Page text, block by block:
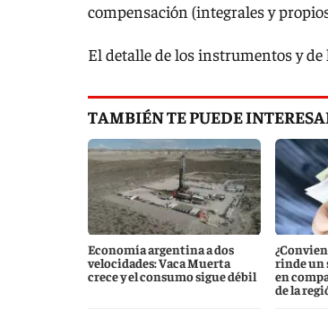
compensación (integrales y
El detalle de los instrumentos y
TAMBIÉN TE PUEDE
Economía argentina a dos
velocidades: Vaca Muerta
crece y el consumo sigue débil
rinde un
en
de la